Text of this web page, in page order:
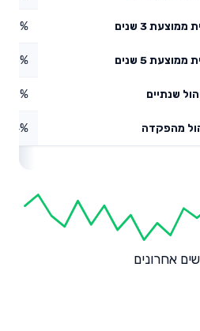
3 שנים
5 שנים
שנתיים
מהפקדה